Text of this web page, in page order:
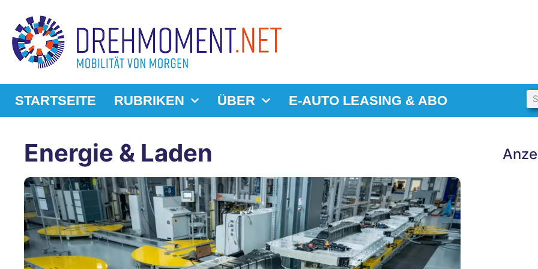
STARTSEITE RUBRIKEN ÜBER E-AUTO LEASING & ABO
Energie & Laden